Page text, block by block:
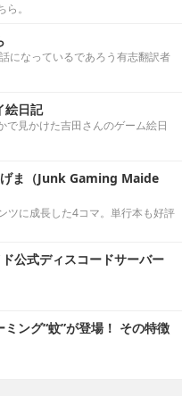
。
になっているであろう有志翻訳者
絵日記
で見かけた吉田さんのゲーム絵日
げま（Junk Gaming Maide
ツに成長した4コマ。単行本も好評
公式ディスコードサーバー
ミング“蚊”が登場！ その特徴